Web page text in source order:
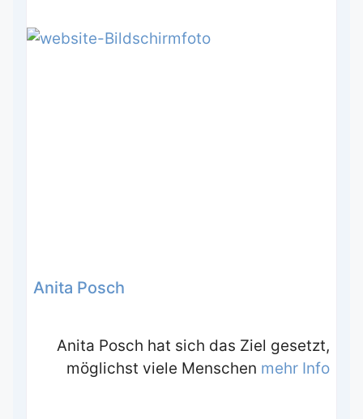
Anita Posch
Anita Posch hat sich das Ziel gesetzt,
möglichst viele Menschen mehr Info